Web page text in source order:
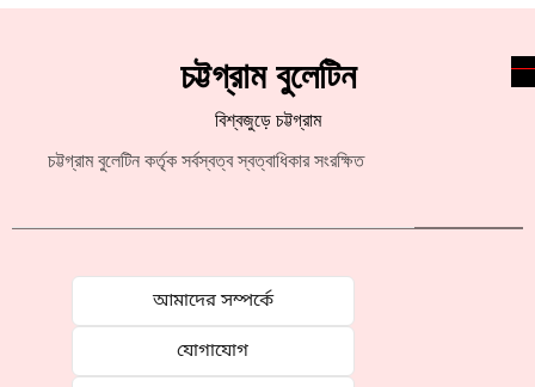
চট্টগ্রাম বুলেটিন
বিশ্বজুড়ে চট্টগ্রাম
চট্টগ্রাম বুলেটিন কর্তৃক সর্বস্বত্ব স্বত্বাধিকার সংরক্ষিত
আমাদের সম্পর্কে
যোগাযোগ